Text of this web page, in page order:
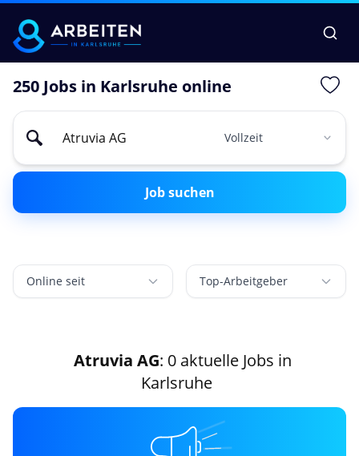
250 Jobs in Karlsruhe online
Job suchen
Online seit Top-Arbeitgeber
Atruvia AG: 0 aktuelle Jobs in
Karlsruhe